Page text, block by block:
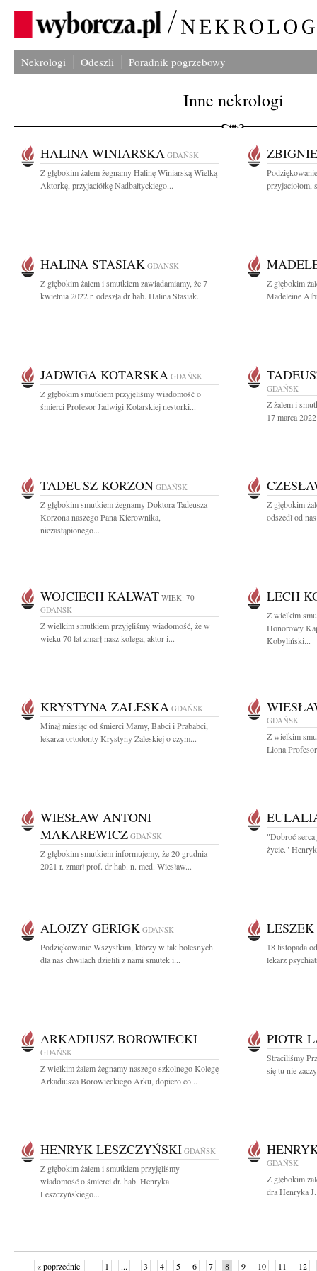
Nekrologi Odeszli Poradnik pogrzebowy
Inne nekrologi
HALINA WINIARSKA GDAŃSK
Z głębokim żalem żegnamy Halinę Winiarską Wielką
Aktorkę, przyjaciółkę Nadbałtyckiego...
przyjaciołom,
HALINA STASIAK GDAŃSK
Z głębokim żalem i smutkiem zawiadamiamy, że 7
kwietnia 2022 r. odeszła dr hab. Halina Stasiak...
Z głębokim
Madeleine
JADWIGA KOTARSKA GDAŃSK
Z głębokim smutkiem przyjęliśmy wiadomość o
śmierci Profesor Jadwigi Kotarskiej nestorki...
GDAŃSK
Z żalem i
17 marca
TADEUSZ KORZON GDAŃSK
Z głębokim smutkiem żegnamy Doktora Tadeusza
Korzona naszego Pana Kierownika,
niezastąpionego...
Z głębokim
odszedł od
WOJCIECH KALWAT WIEK: 70
GDAŃSK
Z wielkim smutkiem przyjęliśmy wiadomość, że w
wieku 70 lat zmarł nasz kolega, aktor i...
LECH
Z wielkim
Honorowy
Kobyliński...
KRYSTYNA ZALESKA GDAŃSK
Minął miesiąc od śmierci Mamy, Babci i Prababci,
lekarza ortodonty Krystyny Zaleskiej o czym...
GDAŃSK
Z wielkim
Liona
WIESŁAW ANTONI
MAKAREWICZ GDAŃSK
Z głębokim smutkiem informujemy, że 20 grudnia
2021 r. zmarł prof. dr hab. n. med. Wiesław...
"Dobroć serca
życie."
ALOJZY GERIGK GDAŃSK
Podziękowanie Wszystkim, którzy w tak bolesnych
dla nas chwilach dzielili z nami smutek i...
18 listopada
lekarz
ARKADIUSZ BOROWIECKI
GDAŃSK
Z wielkim żalem żegnamy naszego szkolnego Kolegę
Arkadiusza Borowieckiego Arku, dopiero co...
PIOTR
Straciliśmy
się tu nie
HENRYK LESZCZYŃSKI GDAŃSK
Z głębokim żalem i smutkiem przyjęliśmy
wiadomość o śmierci dr. hab. Henryka
Leszczyńskiego...
GDAŃSK
Z głębokim
dra Henryka
« poprzednie 1 ... 3 4 5 6 7 8 9 10 11 12